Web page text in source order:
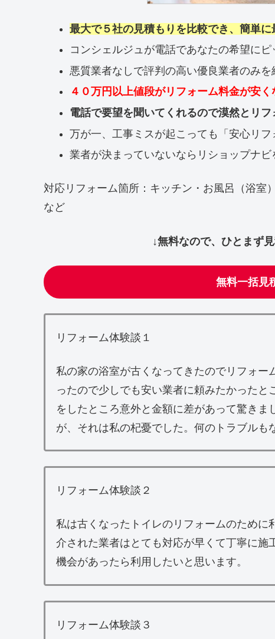
最大で５社の見積もりを比較でき、簡単
コンシェルジュが電話であなたの希望に
悪質業者なしで評判の高い優良業者のみ
４０万円以上値段がリフォーム料金が安く
電話で要望を聞いてくれるので漠然とリ
万が一、工事ミスが起こっても「安心リ
業者が決まっていないならリショップナビ
対応リフォーム箇所：キッチン・お風呂（浴室
など
↓無料なので、ひとまず
無料一括見
リフォーム体験談１
私の家の浴室が古くなってきたのでリフォ
ったので少しでも安い業者に頼みたかった
をしたところ意外と金額に差があって驚き
が、それは私の杞憂でした。何のトラブルも
リフォーム体験談２
私は古くなったトイレのリフォームのため
介された業者はとても対応が早くて丁寧に
機会があったら利用したいと思います。
リフォーム体験談３